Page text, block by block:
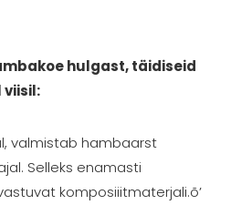
hulgast, täidiseid
valmistab hambaarst
Selleks enamasti
komposiiitmaterjali.õ’